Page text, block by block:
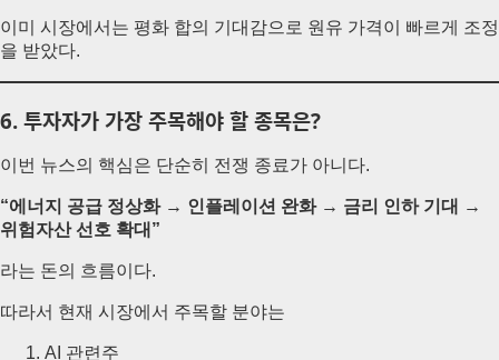
이미 시장에서는 평화 합의 기대감으로 원유 가격이 빠르게 조정
을 받았다.
6. 투자자가 가장 주목해야 할 종목은?
이번 뉴스의 핵심은 단순히 전쟁 종료가 아니다.
“에너지 공급 정상화 → 인플레이션 완화 → 금리 인하 기대 →
위험자산 선호 확대”
라는 돈의 흐름이다.
따라서 현재 시장에서 주목할 분야는
AI 관련주